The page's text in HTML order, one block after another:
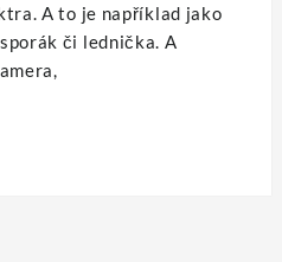
A to je například jako
či lednička. A